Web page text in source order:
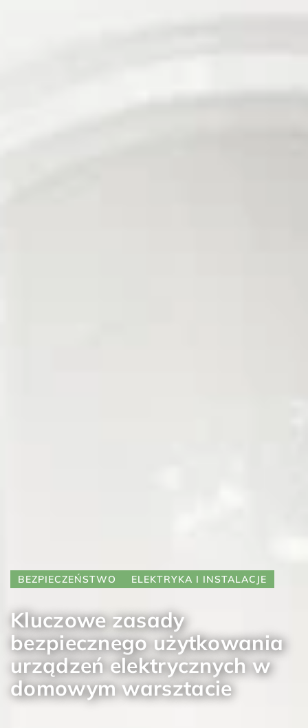
BEZPIECZEŃSTWO ELEKTRYKA I INSTALACJE
Kluczowe zasady
bezpiecznego użytkowania
urządzeń elektrycznych w
domowym warsztacie